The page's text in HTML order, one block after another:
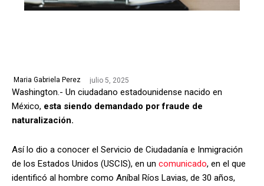
Maria Gabriela Perez julio 5, 2025
Washington.- Un ciudadano estadounidense nacido en
México, esta siendo demandado por fraude de
naturalización.
Así lo dio a conocer el Servicio de Ciudadanía e Inmigración
de los Estados Unidos ​(USCIS), en un comunicado, en el que
identificó al hombre como Aníbal Ríos Lavias, de 30 años,